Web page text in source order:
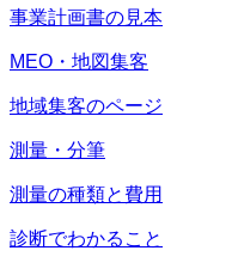
事業計画書の見本
MEO・地図集客
地域集客のページ
測量・分筆
測量の種類と費用
診断でわかること